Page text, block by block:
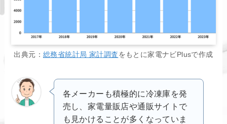
出典元：総務省統計局 家計調査 をもとに家電ナビPlusで作成
各メーカーも積極的に冷凍庫を発
売し、家電量販店や通販サイトで
も見かけることが多くなっていま